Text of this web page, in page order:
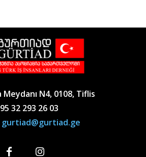
N4, 0108, Tiflis
32 293 26 03
gurtiad@gurtiad.ge